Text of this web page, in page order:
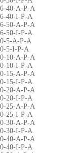
40-A-P-A
40-I-P-A
50-A-P-A
50-I-P-A
5-A-P-A
5-I-P-A
10-A-P-A
10-I-P-A
15-A-P-A
15-I-P-A
20-A-P-A
20-I-P-A
25-A-P-A
25-I-P-A
30-A-P-A
30-I-P-A
40-A-P-A
40-I-P-A